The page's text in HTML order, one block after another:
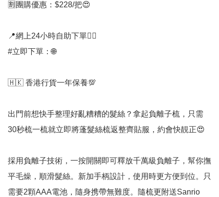
🈹團購優惠：$228/把😍
📍網上24小時自助下單👍🏻
#立即下單：🌐
🇭🇰 香港行貨一年保養💯
出門前想快手整理好亂糟糟的髮絲？拿起負離子梳，只需
30秒梳一梳就立即將蓬髮絲梳返整齊貼服，約會快靚正😍
採用負離子技術，一按開關即可釋放千萬級負離子，幫你撫
平毛燥，順滑髮絲。新加手柄設計，使用時更方便到位。只
需要2顆AAA電池，隨身携帶無難度。隨梳更附送Sanrio